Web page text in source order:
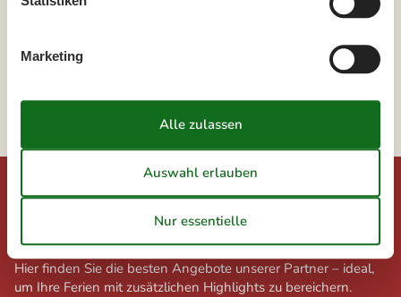
Svinklöv
Thorup Strand
Angebote und Rabatte auf Urlaubserlebnisse
Freuen Sie sich auf exklusive Rabatte und
Hier finden Sie die besten Angebote unserer Partner – ideal,
um Ihre Ferien mit zusätzlichen Highlights zu bereichern.
Marketing